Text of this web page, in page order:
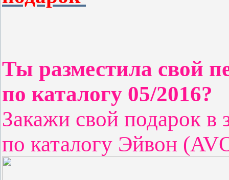
Ты разместила свой
по каталогу 05/2016?
Закажи свой подарок в
по каталогу Эйвон